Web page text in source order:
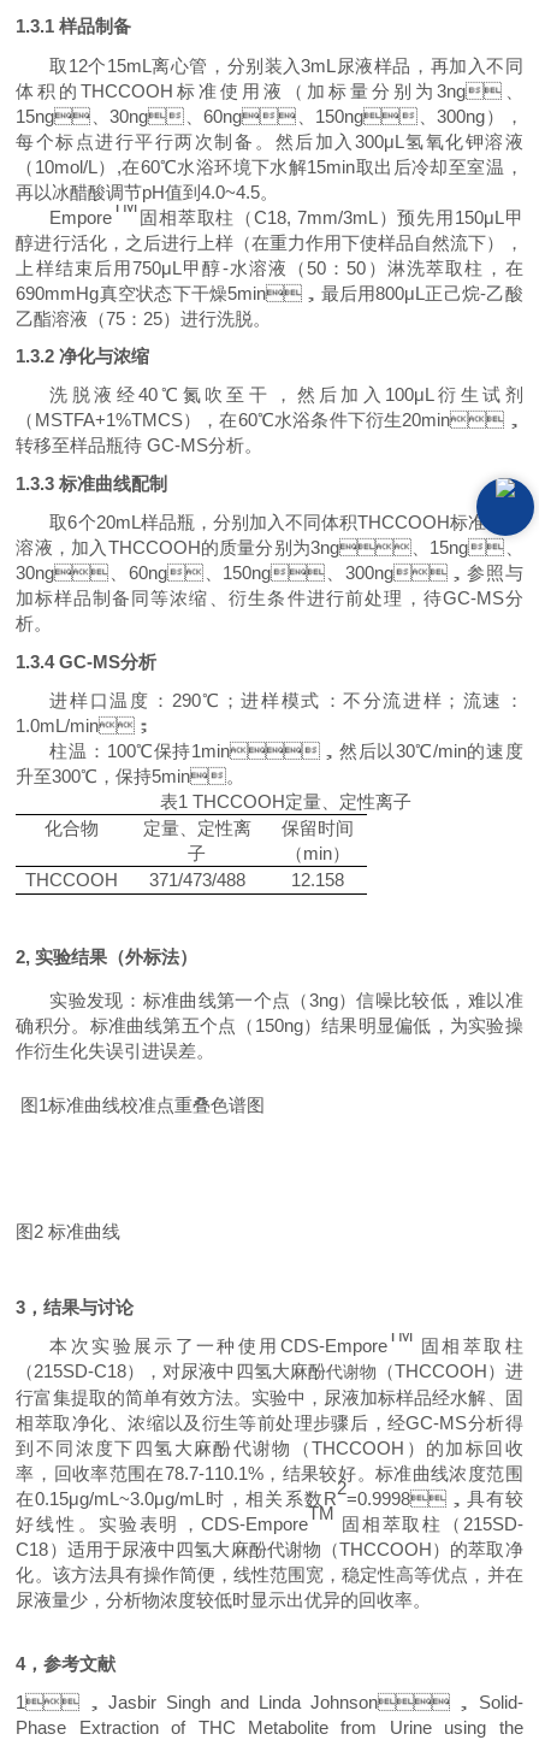
1.3.1样品制备
取12个15mL离心管 ，分别装入3mL 尿液样品， 再加入不同
体积的THCCOOH 标准使用液（加标量分别 为 3ng、
15ng、30ng、60ng、150ng、300ng），
每个标点进行平行两次制备。 然后加入300μL氢氧化钾溶液
（10mol/L）,在60℃水浴环境下水解15min取出 后冷却至室温，
再以冰醋酸调节pH值到4.0~4.5。
Empore
TM
固相萃取柱（C18, 7mm/3mL）预先用150μL甲
醇进行活化， 之 后进行上样（在重力作用下使样品自然流下），
上样结束后用750μL甲醇-水溶液 （50 ： 50）淋洗萃取柱，在
690mmHg真空状态下干燥5min，最后用800μL正己烷-乙酸
乙酯溶液 （75 ： 25）进行洗脱。
1.3.2净化与浓缩
洗脱液经40℃ 氮吹至干，然后加入100μL衍生试剂
（MSTFA+1%TMCS），在60℃水浴条件下衍生20min，
转移至样品瓶待 GC-MS分析。
1.3.3标准曲线配制
取6个20mL样品瓶，分别加入不同体积THCCOOH标准使用
溶液，加入 THCCOOH的质量分别为3ng、15ng、
30ng、60ng、150ng、300ng，参照与
加标样品制备同等浓缩、衍生条件进行前处理，待GC-MS分
析。
1.3.4 GC-MS分析
进样口温度：290℃ ；进样模式：不分流进样；流速：
1.0mL/min；
柱温：100℃保持1min，然后以30℃/min的速度
升至300℃ ，保持5min。
表1 THCCOOH定量、定性离子
化合物
定量、定性离
子
保留时间
（min）
THCCOOH
371/473/488 12.158
2,实验结果（外标法）
实验发现：标准曲线第一个点（3ng）信噪比较低，难以准
确积分。标准曲线第五个点（150ng）结果明显偏低 ，为实验操
作衍生化失误引进误差。
图1标准曲线校准点重叠色谱图
图2 标准曲线
3 ，结果与讨论
本次实验展示了一种使用 CDS-Empore
TM
固相萃取柱
（215SD-C18），对尿液中 四氢大麻酚代谢物 （THCCOOH） 进
行富集提取的简单有效方法。 实验中 ，尿液加标样品经水解、固
相萃取净化、浓缩以及衍生等前处理步骤后，经GC-MS分析得
到 不同浓度下四氢大麻酚代谢物 （THCCOOH） 的加标回收
率， 回收率范围在78.7-110.1%，结果较好。标准曲线浓度范围
在0.15μg/mL~3.0μg/mL时，相关系数R
2
=0.9998，具有较
好线性。实验表明，CDS-Empore
TM
固相萃取柱（ 215SD-
C18） 适用于尿液中四氢大麻酚代谢物 （THCCOOH）的萃取净
化。 该方法具有操作简便，线性范围宽，稳定性高等优点，并在
尿液量少，分析物浓度较低时显示出优异的回收率。
4，参考文献
1， Jasbir Singh and Linda Johnson， Solid-
Phase Extraction of THC Metabolite from Urine using the